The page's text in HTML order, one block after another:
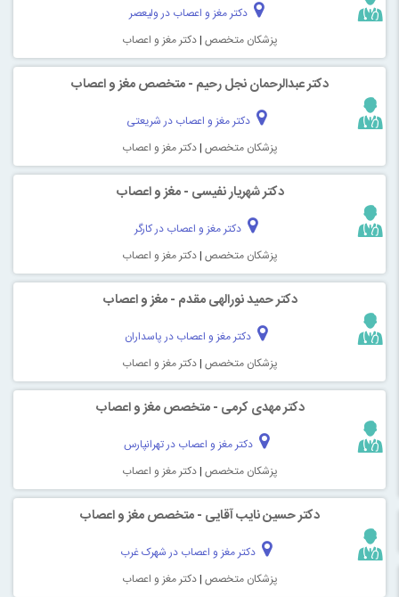
دکتر مغز و اعصاب در ولیعصر
پزشکان متخصص |دکتر مغز و اعصاب
دکتر عبدالرحمان نجل رحیم - متخصص مغز و اعصاب
دکتر مغز و اعصاب در شریعتی
پزشکان متخصص |دکتر مغز و اعصاب
دکتر شهریار نفیسی - مغز و اعصاب
دکتر مغز و اعصاب در کارگر
پزشکان متخصص |دکتر مغز و اعصاب
دکتر حمید نورالهی مقدم - مغز و اعصاب
دکتر مغز و اعصاب در پاسداران
پزشکان متخصص |دکتر مغز و اعصاب
دکتر مهدی کرمی - متخصص مغز و اعصاب
دکتر مغز و اعصاب در تهرانپارس
پزشکان متخصص |دکتر مغز و اعصاب
دکتر حسین نایب آقایی - متخصص مغز و اعصاب
دکتر مغز و اعصاب در شهرک غرب
پزشکان متخصص |دکتر مغز و اعصاب